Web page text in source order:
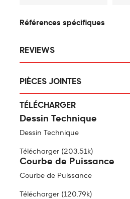
Références spécifiques
REVIEWS
PIÈCES JOINTES
TÉLÉCHARGER
Dessin Technique
Dessin Technique
Télécharger (203.51k)
Courbe de Puissance
Courbe de Puissance
Télécharger (120.79k)